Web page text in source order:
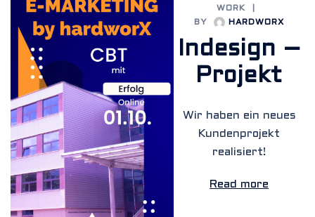
WORK
BY
HARDWORX
Indesign –
Projekt
Wir haben ein neues
Kundenprojekt
realisiert!
Read more